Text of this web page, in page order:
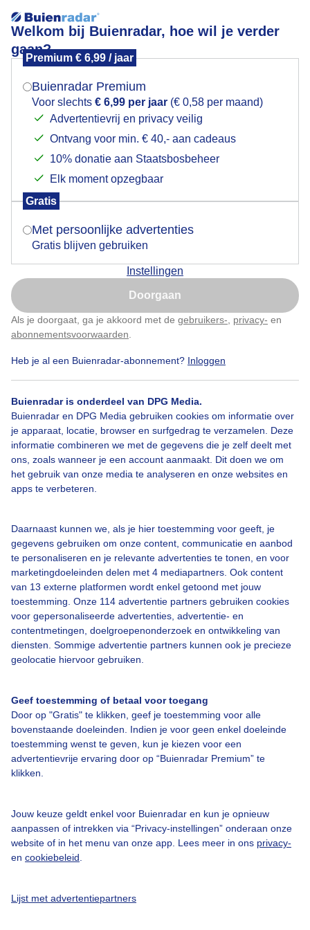
Welkom bij Buienradar, hoe wil je verder
gaan?
Premium € 6,99 / jaar
Buienradar Premium
Voor slechts € 6,99 per jaar (€ 0,58 per maand)
Advertentievrij en privacy veilig
Ontvang voor min. € 40,- aan cadeaus
10% donatie aan Staatsbosbeheer
Elk moment opzegbaar
Gratis
Met persoonlijke advertenties
Gratis blijven gebruiken
Instellingen
Doorgaan
Als je doorgaat, ga je akkoord met de gebruikers- privacy- en
abonnementsvoorwaarden
Heb je al een Buienradar-abonnement? Inloggen
Buienradar is onderdeel van DPG Media.
Buienradar en DPG Media gebruiken cookies om informatie over
je apparaat, locatie, browser en surfgedrag te verzamelen. Deze
informatie combineren we met de gegevens die je zelf deelt met
ons, zoals wanneer je een account aanmaakt. Dit doen we om
het gebruik van onze media te analyseren en onze websites en
apps te verbeteren.
Daarnaast kunnen we, als je hier toestemming voor geeft, je
gegevens gebruiken om onze content, communicatie en aanbod
te personaliseren en je relevante advertenties te tonen, en voor
marketingdoeleinden delen met 4 mediapartners. Ook content
van 13 externe platformen wordt enkel getoond met jouw
toestemming. Onze 114 advertentie partners gebruiken cookies
voor gepersonaliseerde advertenties, advertentie- en
contentmetingen, doelgroepenonderzoek en ontwikkeling van
diensten. Sommige advertentie partners kunnen ook je precieze
geolocatie hiervoor gebruiken.
Geef toestemming of betaal voor toegang
Door op "Gratis" te klikken, geef je toestemming voor alle
bovenstaande doeleinden. Indien je voor geen enkel doeleinde
toestemming wenst te geven, kun je kiezen voor een
advertentievrije ervaring door op “Buienradar Premium” te
klikken.
Jouw keuze geldt enkel voor Buienradar en kun je opnieuw
aanpassen of intrekken via “Privacy-instellingen” onderaan onze
website of in het menu van onze app. Lees meer in ons privacy-
en cookiebeleid
Lijst met advertentiepartners
Weer hoog water
Door: Agnes Advocaat Gemaakt: 26-01-2025, 45x bekeken
Hoogwater Wolken Zonsopkomst
Bekijk slideshow
Over Buienradar
Bedrijfsgegevens
Contact
Toegankelijkheid
Gebruikersvoorwaarden
Adverteren
Privacy beleid
Cookie beleid
Mogen we je locatie gebruiken voor het
Indien je hier nog geen akkoord op hebt gegeven,
verschijnt er zo een pop-up uit je browser waarin
Is goed, toon de popup
Nu niet, misschien later
Klik hierom dit aan te passen